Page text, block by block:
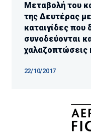
Μεταβολή του
της Δευτέρας
καταιγίδες που
συνοδεύονται
χαλαζοπτώσεις
22/10/2017